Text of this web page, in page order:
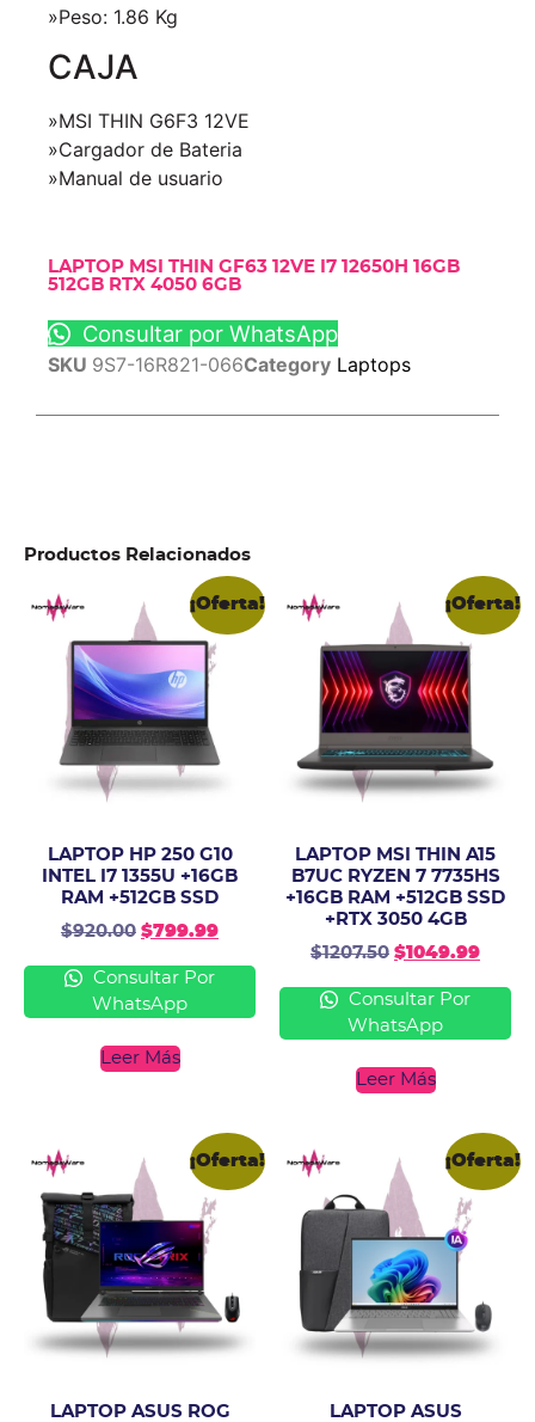
»Peso: 1.86 Kg
CAJA
»MSI THIN G6F3 12VE
»Cargador de Bateria
»Manual de usuario
LAPTOP MSI THIN GF63 12VE I7 12650H 16GB
512GB RTX 4050 6GB
Consultar por WhatsApp
SKU 9S7-16R821-066Category Laptops
Productos Relacionados
¡Oferta!
LAPTOP HP 250 G10
INTEL I7 1355U +16GB
RAM +512GB SSD
$920.00 $799.99
Consultar Por
WhatsApp
Leer Más
¡Oferta!
LAPTOP MSI THIN A15
B7UC RYZEN 7 7735HS
+16GB RAM +512GB SSD
+RTX 3050 4GB
$1207.50 $1049.99
Consultar Por
WhatsApp
Leer Más
¡Oferta!
LAPTOP ASUS ROG
¡Oferta!
LAPTOP ASUS